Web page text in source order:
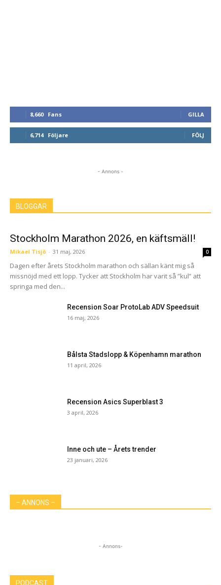
8,660 Fans GILLA
6,714 Följare FÖLJ
- Annons -
BLOGGAR
Stockholm Marathon 2026, en käftsmäll!
Mikael Tisjö - 31 maj, 2026 0
Dagen efter årets Stockholm marathon och sällan känt mig så
missnöjd med ett lopp. Tycker att Stockholm har varit så ”kul” att
springa med den...
Recension Soar ProtoLab ADV Speedsuit
16 maj, 2026
Bålsta Stadslopp & Köpenhamn marathon
11 april, 2026
Recension Asics Superblast 3
3 april, 2026
Inne och ute – Årets trender
23 januari, 2026
– ANNONS –
- Annons-
PODCAST